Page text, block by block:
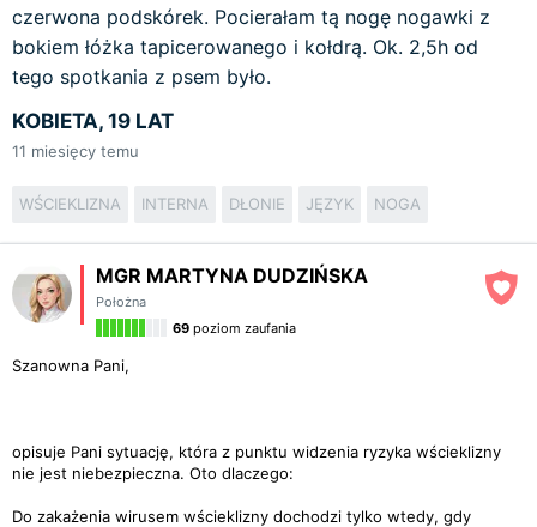
czerwona podskórek. Pocierałam tą nogę nogawki z
bokiem łóżka tapicerowanego i kołdrą. Ok. 2,5h od
tego spotkania z psem było.
KOBIETA, 19 LAT
11 miesięcy temu
WŚCIEKLIZNA INTERNA DŁONIE JĘZYK NOGA
MGR MARTYNA DUDZIŃSKA
Położna
69 poziom zaufania
Szanowna Pani,
opisuje Pani sytuację, która z punktu widzenia ryzyka wścieklizny
nie jest niebezpieczna. Oto dlaczego:
Do zakażenia wirusem wścieklizny dochodzi tylko wtedy, gdy